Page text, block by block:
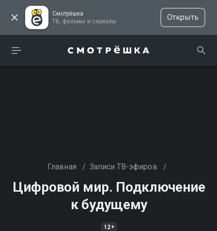
Смотрёшка
ТВ, фильмы и сериалы
Открыть
Главная / Записи ТВ-эфиров /
Цифровой мир. Подключение
к будущему
12+